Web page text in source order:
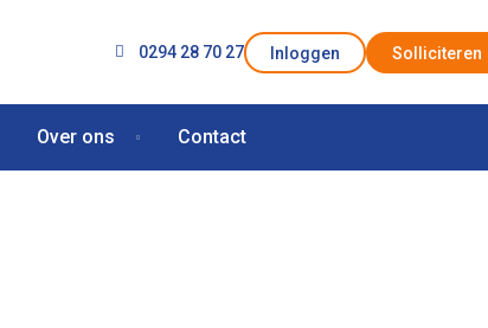
0294 28 70 27 Inloggen Solliciteren
Over ons Contact